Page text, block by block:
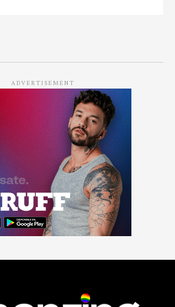
ADVERTISEMENT